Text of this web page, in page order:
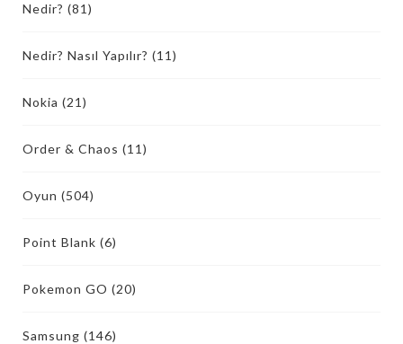
Nedir? (81)
Nedir? Nasıl Yapılır? (11)
Nokia (21)
Order & Chaos (11)
Oyun (504)
Point Blank (6)
Pokemon GO (20)
Samsung (146)